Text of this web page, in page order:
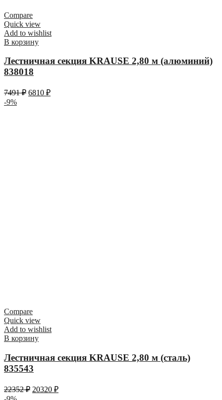
Compare
Quick view
Add to wishlist
В корзину
Лестничная секция KRAUSE 2,80 м (алюминий)
838018
7491₽ 6810 ₽
-9%
Compare
Quick view
Add to wishlist
В корзину
Лестничная секция KRAUSE 2,80 м (сталь)
835543
22352₽ 20320 ₽